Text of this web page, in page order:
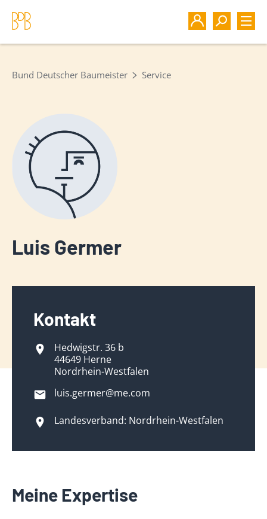
Bund Deutscher Baumeister Service
Luis Germer
Kontakt
Hedwigstr. 36 b
44649 Herne
Nordrhein-Westfalen
luis.germer@me.com
Landesverband: Nordrhein-Westfalen
Meine Expertise